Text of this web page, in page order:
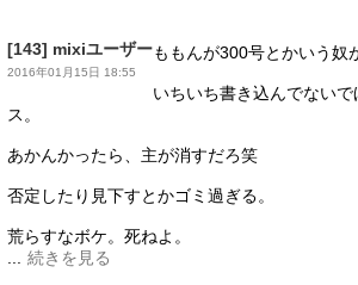
[143] mixiユーザー
2016年01月15日 18:55
ももんが300号とかいう奴
いちいち書き込んでないで
ス。
あかんかったら、主が消すだろ笑
否定したり見下すとかゴミ過ぎる。
荒らすなボケ。死ねよ。
続きを見る